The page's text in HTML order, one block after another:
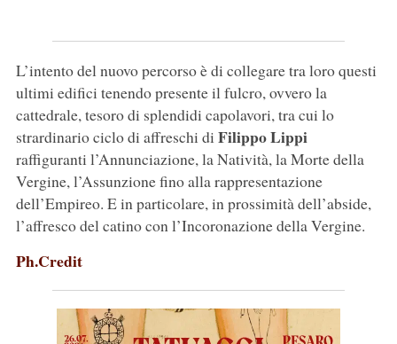
L’intento del nuovo percorso è di collegare tra loro questi
ultimi edifici tenendo presente il fulcro, ovvero la
cattedrale, tesoro di splendidi capolavori, tra cui lo
strardinario ciclo di affreschi di Filippo Lippi
raffiguranti l’Annunciazione, la Natività, la Morte della
Vergine, l’Assunzione fino alla rappresentazione
dell’Empireo. E in particolare, in prossimità dell’abside,
l’affresco del catino con l’Incoronazione della Vergine.
Ph.Credit